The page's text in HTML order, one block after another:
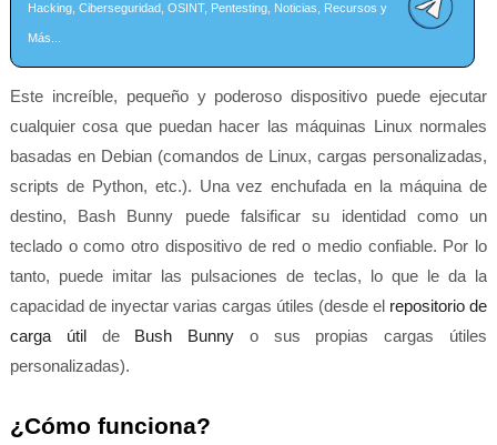
Hacking, Ciberseguridad, OSINT, Pentesting, Noticias, Recursos y
Más...
Este increíble, pequeño y poderoso dispositivo puede ejecutar
cualquier cosa que puedan hacer las máquinas Linux normales
basadas en Debian (comandos de Linux, cargas personalizadas,
scripts de Python, etc.). Una vez enchufada en la máquina de
destino, Bash Bunny puede falsificar su identidad como un
teclado o como otro dispositivo de red o medio confiable. Por lo
tanto, puede imitar las pulsaciones de teclas, lo que le da la
capacidad de inyectar varias cargas útiles (desde el repositorio de
carga útilde Bush Bunny o sus propias cargas útiles
personalizadas).
¿Cómo funciona?